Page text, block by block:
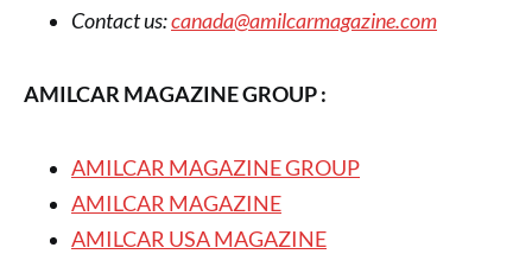
Contact us:canada@amilcarmagazine.com
AMILCAR MAGAZINE GROUP :
AMILCAR MAGAZINE GROUP
AMILCAR MAGAZINE
AMILCAR USA MAGAZINE